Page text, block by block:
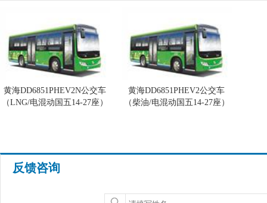
黄海DD6851PHEV2N公交车
（LNG/电混动国五14-27座）
黄海DD6851PHEV2公交车
（柴油/电混动国五14-27座）
反馈咨询